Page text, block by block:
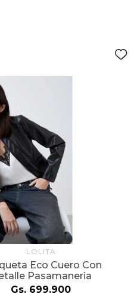
LOLITA
Eco Cuero Con
Pasamaneria
Gs. 699.900